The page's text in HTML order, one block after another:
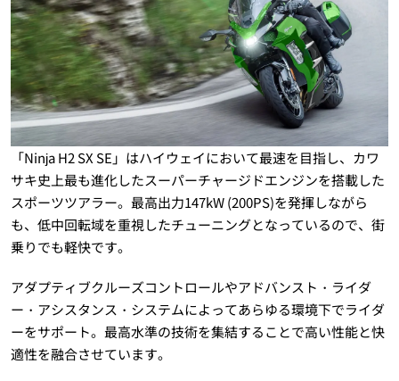
「Ninja H2 SX SE」はハイウェイにおいて最速を目指し、カワ
サキ史上最も進化したスーパーチャージドエンジンを搭載した
スポーツツアラー。最高出力147kW (200PS)を発揮しながら
も、低中回転域を重視したチューニングとなっているので、街
乗りでも軽快です。
アダプティブクルーズコントロールやアドバンスト・ライダ
ー・アシスタンス・システムによってあらゆる環境下でライダ
ーをサポート。最高水準の技術を集結することで高い性能と快
適性を融合させています。